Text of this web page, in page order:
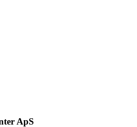
ApS